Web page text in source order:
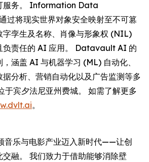
服务。 Information Data
过将现实世界对象安全映射至不可篡
字孪生及名称、肖像与形象权 (NIL)
负责任的 AI 应用。 Datavault AI 的
涵盖 AI 与机器学习 (ML) 自动化、
分析、营销自动化以及广告监测等多
于宾夕法尼亚州费城。 如需了解更多
。
音乐与电影产业迈入新时代——让创
融。 我们致力于借助能够消除壁